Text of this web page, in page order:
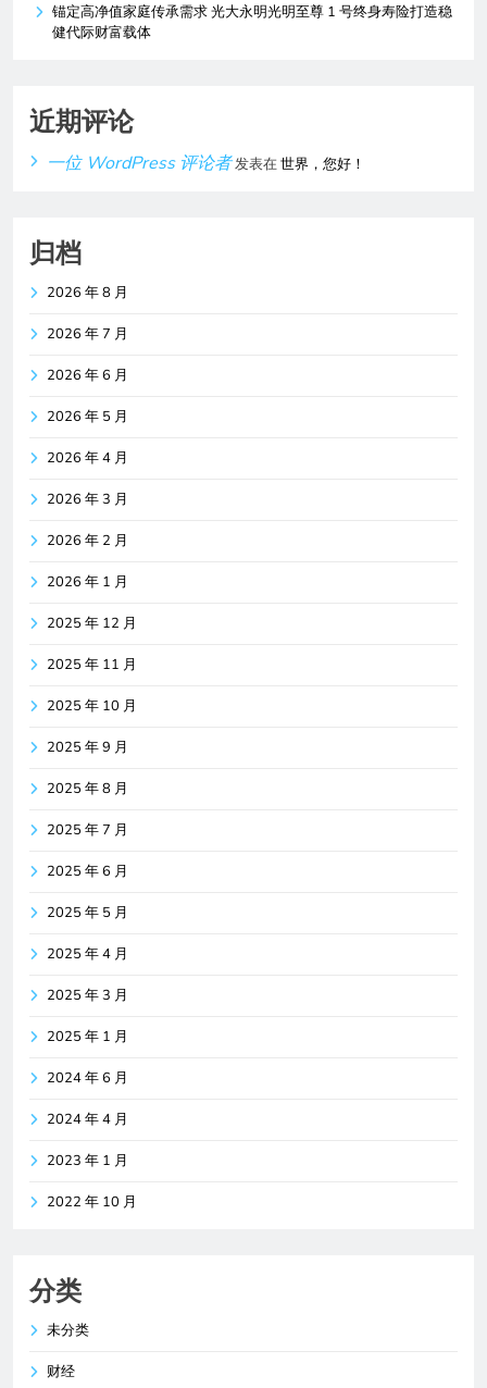
锚定高净值家庭传承需求 光大永明光明至尊 1 号终身寿险打造稳
健代际财富载体
近期评论
一位 WordPress 评论者发表在世界，您好！
归档
2026 年 8 月
2026 年 7 月
2026 年 6 月
2026 年 5 月
2026 年 4 月
2026 年 3 月
2026 年 2 月
2026 年 1 月
2025 年 12 月
2025 年 11 月
2025 年 10 月
2025 年 9 月
2025 年 8 月
2025 年 7 月
2025 年 6 月
2025 年 5 月
2025 年 4 月
2025 年 3 月
2025 年 1 月
2024 年 6 月
2024 年 4 月
2023 年 1 月
2022 年 10 月
分类
未分类
财经